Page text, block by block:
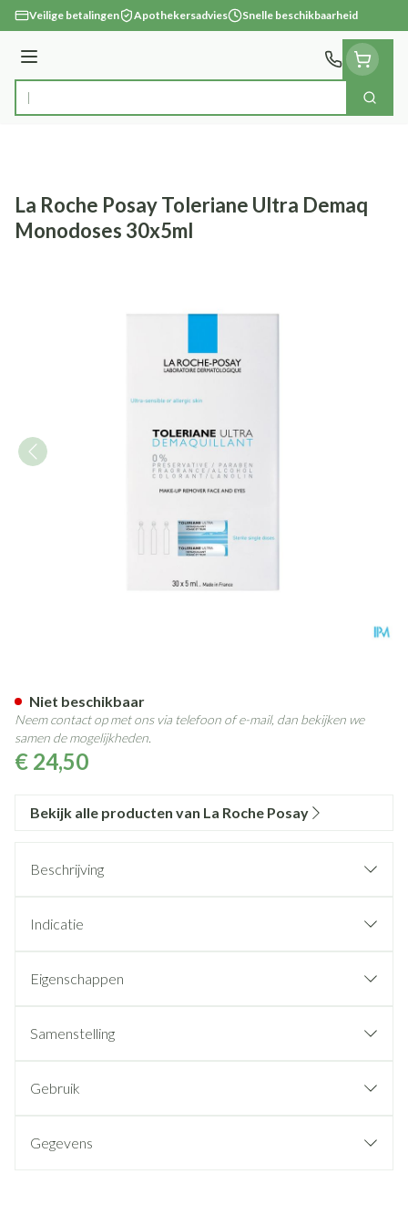
Ga naar de inhoud
Veilige betalingen Apothekersadvies Snelle beschikbaarheid
Menu
Product, merk, categorie... Zoek
La Roche Posay Toleriane Ultra Demaq
Monodoses 30x5ml
€ 24,50
Niet beschikbaar
Neem contact op met ons via telefoon of e-mail, dan bekijken we
samen de mogelijkheden.
Bekijk alle producten van La Roche Posay
Beschrijving
Indicatie
Eigenschappen
Samenstelling
Gebruik
Gegevens